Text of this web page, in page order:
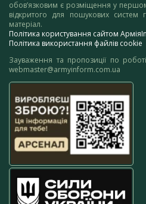
обов’язковим є розміщення у
відкритого для пошукових систем
матеріал.
Політика користування сайтом
Політика використання файлів cookie
Зауваження та пропозиції по
webmaster@armyinform.com.ua